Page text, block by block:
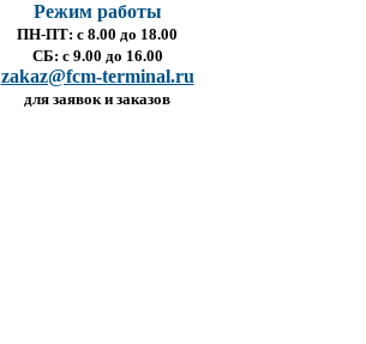
Режим работы
ПН-ПТ: с 8.00 до 18.00
СБ: с 9.00 до 16.00
zakaz@fcm-terminal.ru
для заявок и заказов